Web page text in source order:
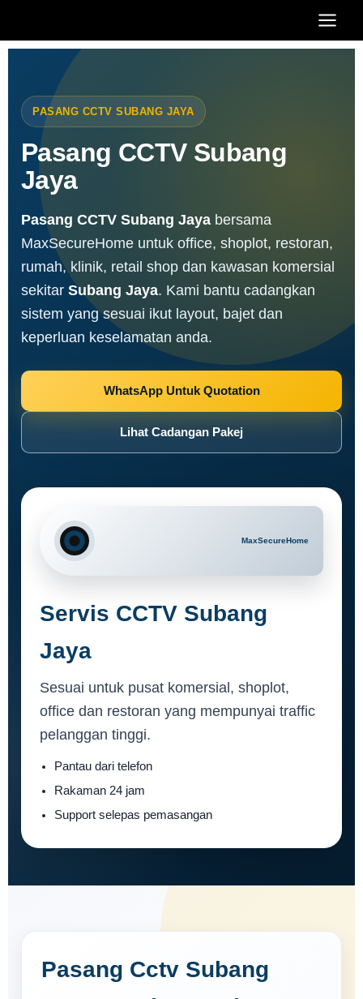
content
Main
Menu
PASANG CCTV SUBANG JAYA
Pasang CCTV Subang
Jaya
Pasang CCTV Subang Jaya bersama
MaxSecureHome untuk office, shoplot, restoran,
rumah, klinik, retail shop dan kawasan komersial
sekitar Subang Jaya. Kami bantu cadangkan
sistem yang sesuai ikut layout, bajet dan
keperluan keselamatan anda.
WhatsApp Untuk Quotation
Lihat Cadangan Pakej
Servis CCTV Subang
Jaya
Sesuai untuk pusat komersial, shoplot,
office dan restoran yang mempunyai traffic
pelanggan tinggi.
Pantau dari telefon
Rakaman 24 jam
Support selepas pemasangan
Pasang Cctv Subang